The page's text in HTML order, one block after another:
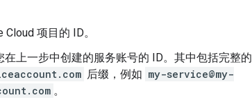
Cloud 项目的 ID。
在上一步中创建的服务账号的 ID。其中包括完整的
后缀，例如 my-service@my-
。